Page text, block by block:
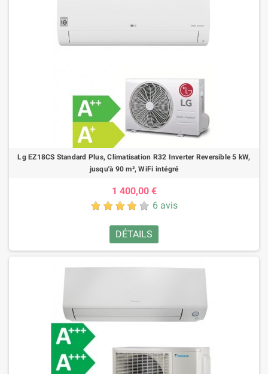
Lg EZ18CS Standard Plus, Climatisation R32 Inverter Reversible 5 kW,
jusqu'à 90 m², WiFi intégré
1 400,00 €
6 avis
DÉTAILS